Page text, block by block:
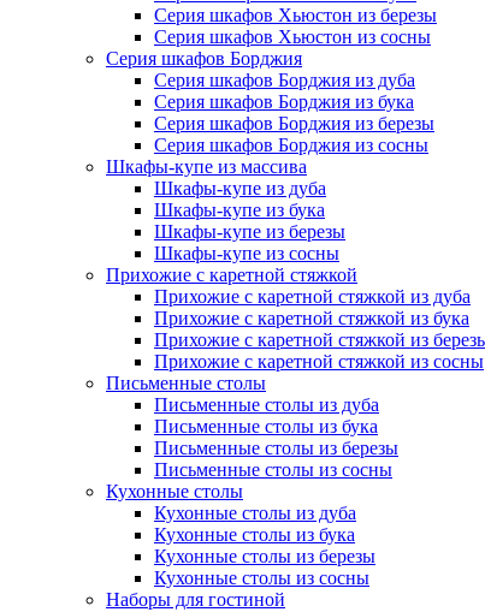
Серия шкафов Хьюстон из березы
Серия шкафов Хьюстон из сосны
Серия шкафов Борджия
Серия шкафов Борджия из дуба
Серия шкафов Борджия из бука
Серия шкафов Борджия из березы
Серия шкафов Борджия из сосны
Шкафы-купе из массива
Шкафы-купе из дуба
Шкафы-купе из бука
Шкафы-купе из березы
Шкафы-купе из сосны
Прихожие с каретной стяжкой
Прихожие с каретной стяжкой из дуба
Прихожие с каретной стяжкой из бука
Прихожие с каретной стяжкой из
Прихожие с каретной стяжкой из сосны
Письменные столы
Письменные столы из дуба
Письменные столы из бука
Письменные столы из березы
Письменные столы из сосны
Кухонные столы
Кухонные столы из дуба
Кухонные столы из бука
Кухонные столы из березы
Кухонные столы из сосны
Наборы для гостиной